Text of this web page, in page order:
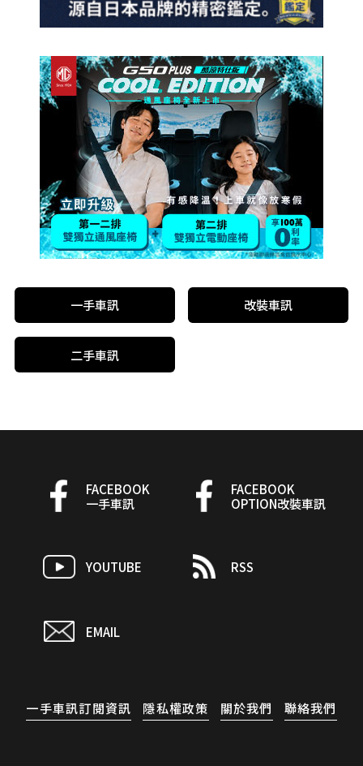
一手車訊 改裝車訊
二手車訊
FACEBOOK
一手車訊
FACEBOOK
OPTION改裝車訊
YOUTUBE RSS
EMAIL
一手車訊訂閱資訊 隱私權政策 關於我們 聯絡我們